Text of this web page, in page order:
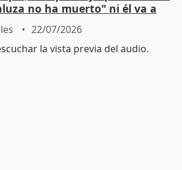
no ha muerto" ni él va a
22/07/2026